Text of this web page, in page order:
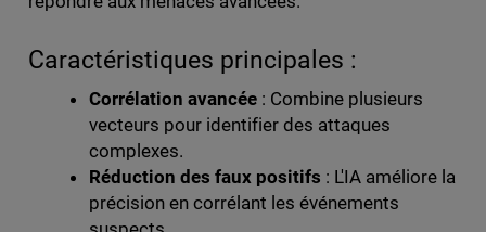
Caractéristiques principales :
Corrélation avancée: Combine plusieurs
vecteurs pour identifier des attaques
complexes.
Réduction des faux positifs : L'IA améliore la
précision en corrélant les événements